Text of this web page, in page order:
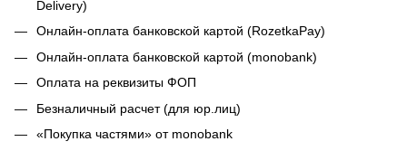
Delivery)
Онлайн-оплата банковской картой (RozetkaPay)
Онлайн-оплата банковской картой (monobank)
Оплата на реквизиты ФОП
Безналичный расчет (для юр.лиц)
«Покупка частями» от monobank